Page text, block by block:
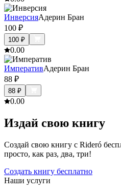
ИнверсияАдерин Бран
100 ₽
100 ₽
0.00
ИмперативАдерин Бран
88 ₽
88 ₽
0.00
Издай свою книгу
Создай свою книгу с Rideró
просто, как раз, два, три!
Создать книгу бесплатно
Наши услуги